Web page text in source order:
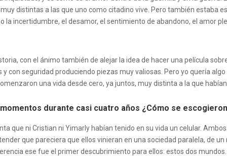
distintas a las que uno como citadino vive. Pero también estaba
incertidumbre, el desamor, el sentimiento de abandono, el amor
con el ánimo también de alejar la idea de hacer una película
con seguridad produciendo piezas muy valiosas. Pero yo quería
una vida desde cero, ya juntos, muy distinta a la que
durante casi cuatro años ¿Cómo se
que ni Cristian ni Yimarly habían tenido en su vida un celular.
que pareciera que ellos vinieran en una sociedad paralela, de
ese fue el primer descubrimiento para ellos: estos dos mundos.